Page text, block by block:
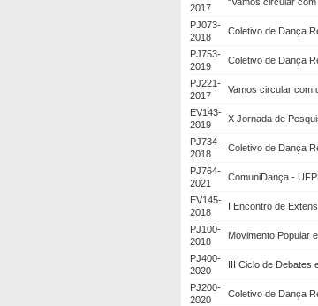
2017
PJ073-
2018
Coletivo de Dança
PJ753-
2019
Coletivo de Dança
PJ221-
2017
Vamos circular com
EV143-
2019
X Jornada de
PJ734-
2018
Coletivo de Dança
PJ764-
2021
ComuniDança -
EV145-
2018
I Encontro de
PJ100-
2018
Movimento Popular
PJ400-
2020
III Ciclo de Debates
PJ200-
2020
Coletivo de Dança